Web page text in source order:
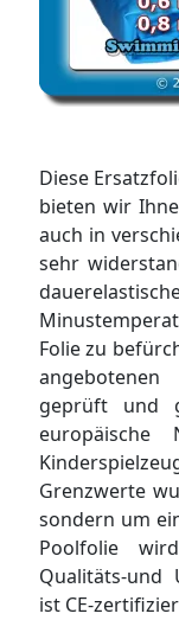
Diese
bieten wir
auch in
sehr
Folie zu
geprüft und
Grenzwerte
sondern um
Poolfolie
Qualitäts-und
ist CE-